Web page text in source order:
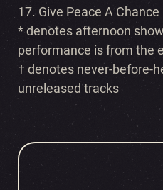
17. Give Peace A Chance
* denotes afternoon
performance is from the
† denotes never-before-
unreleased tracks